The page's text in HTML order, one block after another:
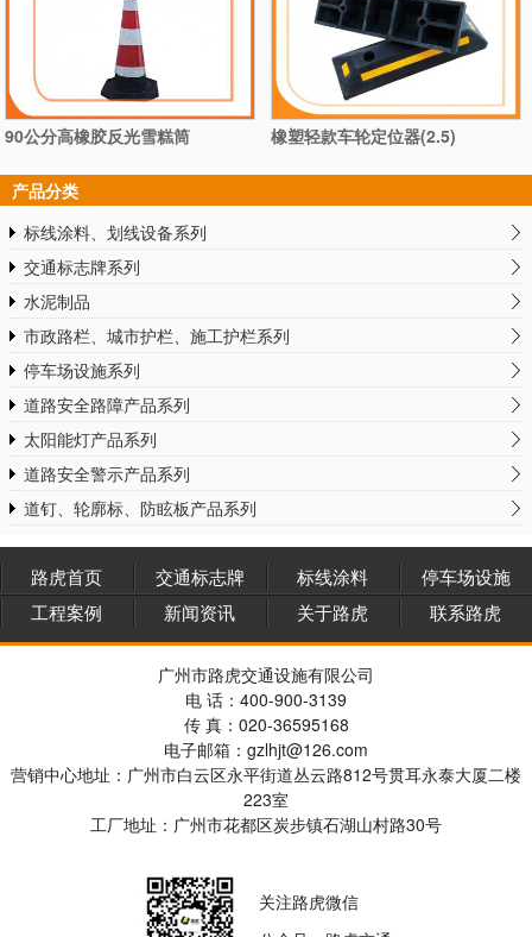
90公分高橡胶反光雪糕筒 橡塑轻款车轮定位器(2.5)
产品分类
标线涂料、划线设备系列
交通标志牌系列
水泥制品
市政路栏、城市护栏、施工护栏系列
停车场设施系列
道路安全路障产品系列
太阳能灯产品系列
道路安全警示产品系列
道钉、轮廓标、防眩板产品系列
路虎首页 交通标志牌 标线涂料
停车场设施
工程案例
新闻资讯 关于路虎 联系路虎
广州市路虎交通设施有限公司
电 话：400-900-3139
传 真：020-36595168
电子邮箱：gzlhjt@126.com
营销中心地址：广州市白云区永平街道丛云路812号贯耳永泰大厦二楼
223室
工厂地址：广州市花都区炭步镇石湖山村路30号
关注路虎微信